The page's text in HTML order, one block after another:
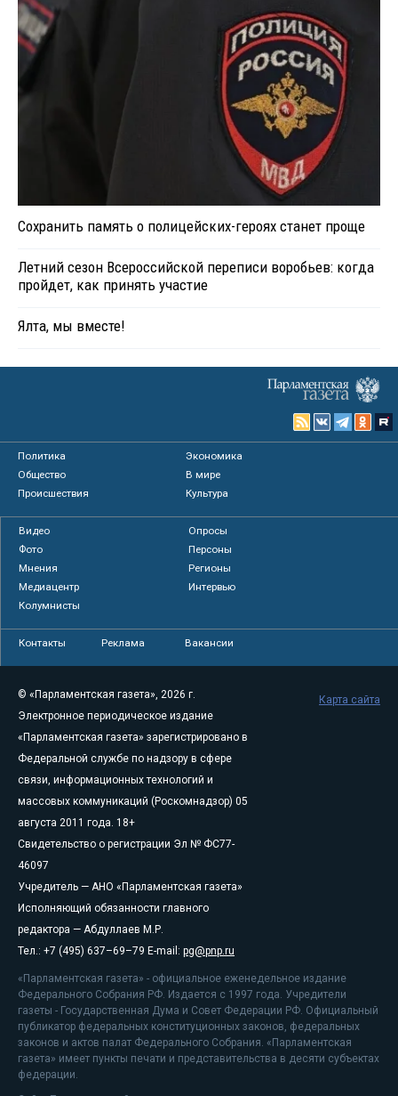
Сохранить память о полицейских-героях станет проще
Летний сезон Всероссийской переписи воробьев: когда
пройдет, как принять участие
Ялта, мы вместе!
Политика
Экономика
Общество
В мире
Происшествия
Культура
Видео
Опросы
Фото
Персоны
Мнения
Регионы
Медиацентр
Интервью
Колумнисты
Контакты Реклама Вакансии
© «Парламентская газета», 2026 г.
Электронное периодическое издание
«Парламентская газета» зарегистрировано в
Федеральной службе по надзору в сфере
связи, информационных технологий и
массовых коммуникаций (Роскомнадзор) 05
августа 2011 года. 18+
Свидетельство о регистрации Эл № ФС77-
46097
Учредитель — АНО «Парламентская газета»
Исполняющий обязанности главного
редактора — Абдуллаев М.Р.
Тел.: +7 (495) 637–69–79 E-mail: pg@pnp.ru
«Парламентская газета» - официальное еженедельное издание
Федерального Собрания РФ. Издается с 1997 года. Учредители
газеты - Государственная Дума и Совет Федерации РФ. Официальный
публикатор федеральных конституционных законов, федеральных
законов и актов палат Федерального Собрания. «Парламентская
газета» имеет пункты печати и представительства в десяти субъектах
федерации.
Карта сайта